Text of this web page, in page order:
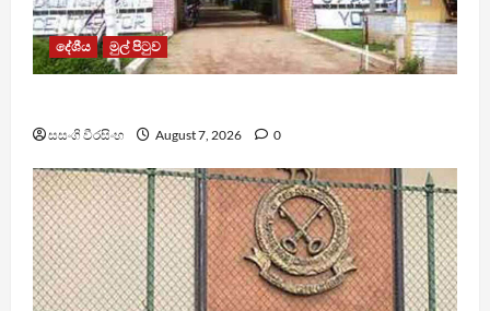
දේශීය මුල් පිටුව
සසංගි වීරසිංහ August 7, 2026 0